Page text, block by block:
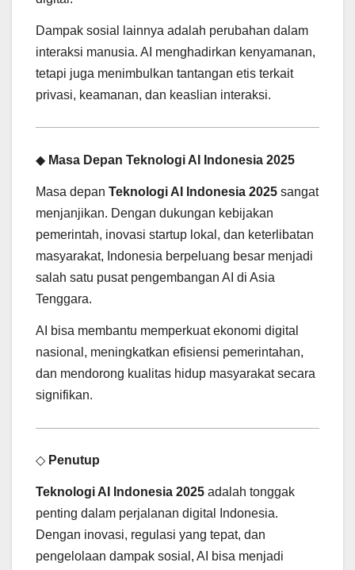
Dampak sosial lainnya adalah perubahan dalam
interaksi manusia. AI menghadirkan kenyamanan,
tetapi juga menimbulkan tantangan etis terkait
privasi, keamanan, dan keaslian interaksi.
◆ Masa Depan Teknologi AI Indonesia 2025
Masa depan Teknologi AI Indonesia 2025 sangat
menjanjikan. Dengan dukungan kebijakan
pemerintah, inovasi startup lokal, dan keterlibatan
masyarakat, Indonesia berpeluang besar menjadi
salah satu pusat pengembangan AI di Asia
Tenggara.
AI bisa membantu memperkuat ekonomi digital
nasional, meningkatkan efisiensi pemerintahan,
dan mendorong kualitas hidup masyarakat secara
signifikan.
◇ Penutup
Teknologi AI Indonesia 2025 adalah tonggak
penting dalam perjalanan digital Indonesia.
Dengan inovasi, regulasi yang tepat, dan
pengelolaan dampak sosial, AI bisa menjadi